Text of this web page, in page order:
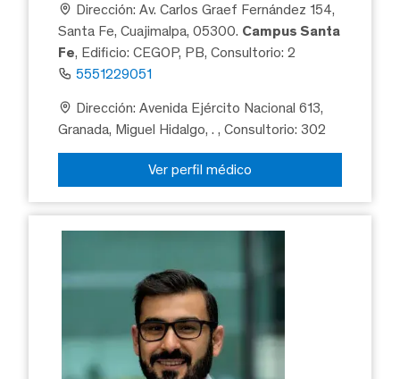
Dirección: Av. Carlos Graef Fernández 154,
Santa Fe, Cuajimalpa, 05300. Campus Santa
Fe, Edificio: CEGOP, PB, Consultorio: 2
5551229051
Dirección: Avenida Ejército Nacional 613,
Granada, Miguel Hidalgo, ., Consultorio: 302
Ver perfil médico